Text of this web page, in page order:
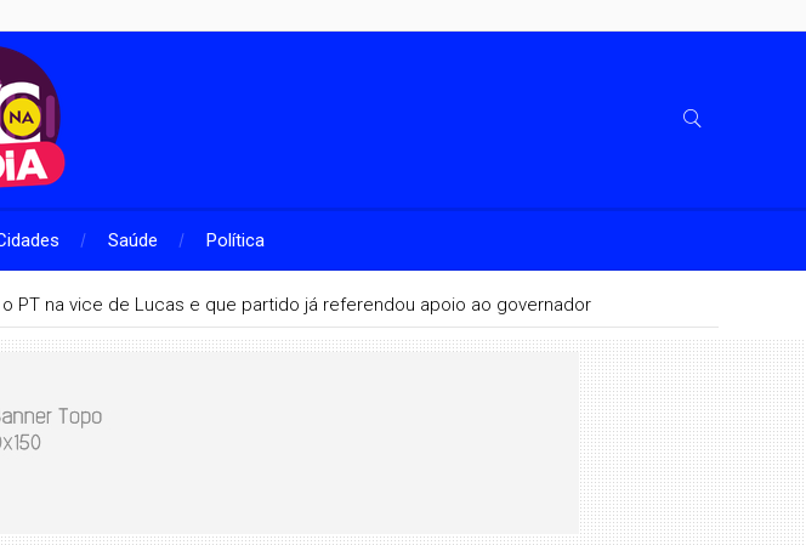
Saúde Política
PT na vice de Lucas e que partido já referendou apoio ao governador